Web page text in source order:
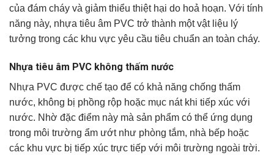
của đám cháy và giảm thiểu thiệt hại do hoả hoạn. Với tính
năng này, nhựa tiêu âm PVC trở thành một vật liệu lý
tưởng trong các khu vực yêu cầu tiêu chuẩn an toàn cháy.
Nhựa tiêu âm PVC không thấm nước
Nhựa PVC được chế tạo để có khả năng chống thấm
nước, không bị phồng rộp hoặc mục nát khi tiếp xúc với
nước. Nhờ đặc điểm này mà sản phẩm có thể ứng dụng
trong môi trường ẩm ướt như phòng tắm, nhà bếp hoặc
các khu vực bị tiếp xúc trực tiếp với môi trường ngoài trời.